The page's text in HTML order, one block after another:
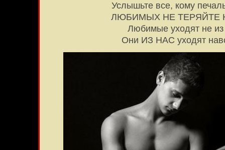
Услышьте все, кому
ЛЮБИМЫХ НЕ ТЕРЯЙТЕ
Любимые уходят не
Они ИЗ НАС уходят